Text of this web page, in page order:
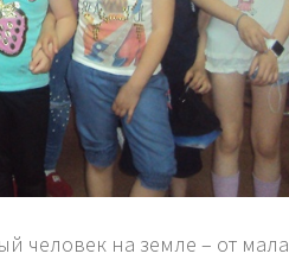
человек на земле – от мала